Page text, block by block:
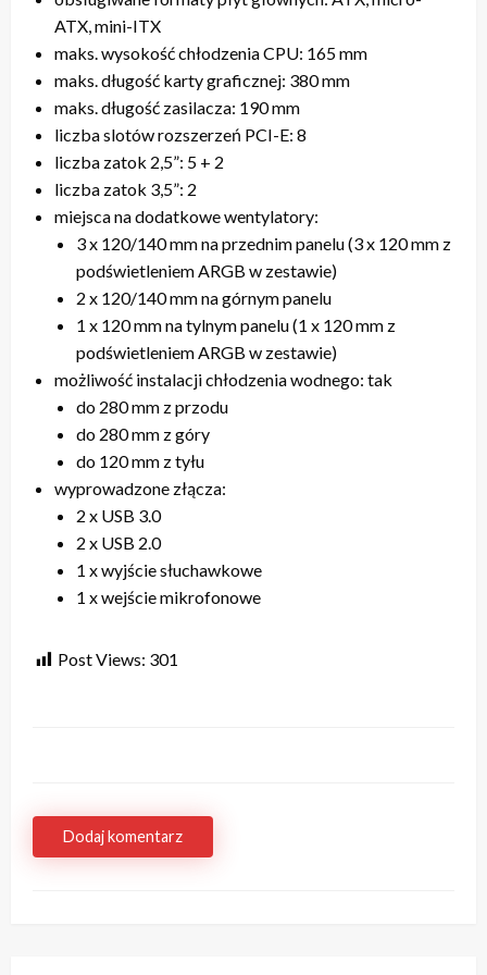
ATX, mini-ITX
maks. wysokość chłodzenia CPU: 165 mm
maks. długość karty graficznej: 380 mm
maks. długość zasilacza: 190 mm
liczba slotów rozszerzeń PCI-E: 8
liczba zatok 2,5”: 5 + 2
liczba zatok 3,5”: 2
miejsca na dodatkowe wentylatory:
3 x 120/140 mm na przednim panelu (3 x 120 mm z
podświetleniem ARGB w zestawie)
2 x 120/140 mm na górnym panelu
1 x 120 mm na tylnym panelu (1 x 120 mm z
podświetleniem ARGB w zestawie)
możliwość instalacji chłodzenia wodnego: tak
do 280 mm z przodu
do 280 mm z góry
do 120 mm z tyłu
wyprowadzone złącza:
2 x USB 3.0
2 x USB 2.0
1 x wyjście słuchawkowe
1 x wejście mikrofonowe
Post Views: 301
Dodaj komentarz